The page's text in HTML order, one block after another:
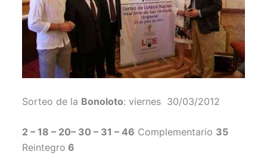
Sorteo de la Bonoloto: viernes 30/03/2012
2 – 18 – 20– 30 – 31 – 46 Complementario 35
Reintegro 6